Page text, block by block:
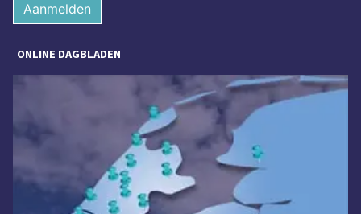
Aanmelden
ONLINE DAGBLADEN